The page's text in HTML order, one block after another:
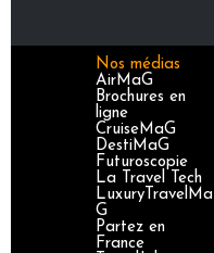
Nos médias
AirMaG
Brochures en
ligne
CruiseMaG
DestiMaG
Futuroscopie
La Travel Tech
LuxuryTravelMa
G
Partez en
France